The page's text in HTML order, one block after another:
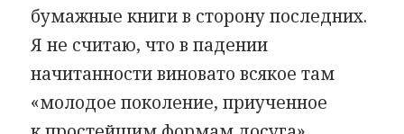
бумажные книги в сторону последних.
Я не считаю, что в падении
начитанности виновато всякое там
«молодое поколение, приученное